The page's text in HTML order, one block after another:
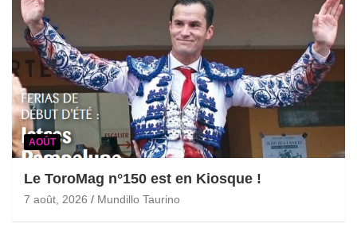
AOÛT
Le ToroMag n°150 est en Kiosque !
7 août, 2026 Mundillo Taurino